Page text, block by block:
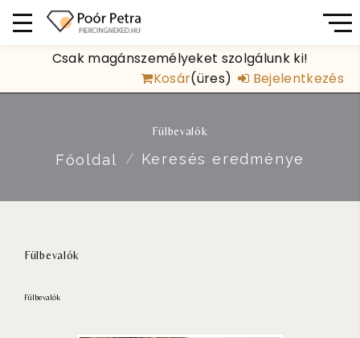
Csak magánszemélyeket szolgálunk ki!
Kosár(üres) Bejelentkezés
Fülbevalók
Főoldal Keresés eredménye
Fülbevalók
Fülbevalók